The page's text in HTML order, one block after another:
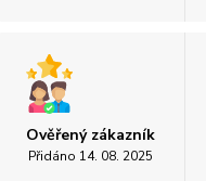
Ověřený zákazník
Přidáno 14. 08. 2025